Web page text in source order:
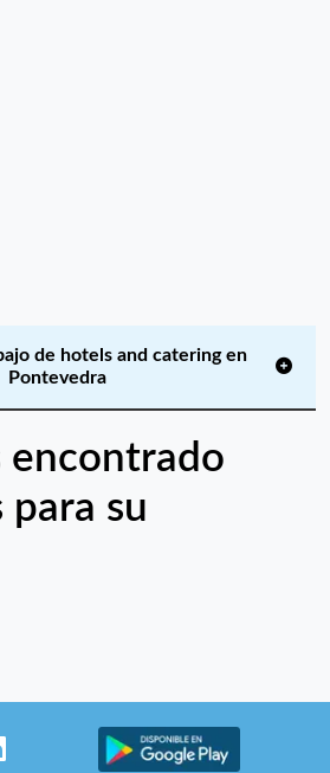
de hotels and catering en
Pontevedra
encontrado
para su